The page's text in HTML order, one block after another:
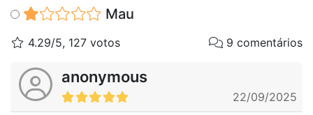
Mau
4.29/5, 127 votos 9 comentários
anonymous
22/09/2025